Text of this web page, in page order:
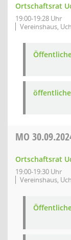
Ortschaftsrat
19:00-19:28 Uhr
Vereinshaus,
MO
Ortschaftsrat
19:00-19:30 Uhr
Vereinshaus,